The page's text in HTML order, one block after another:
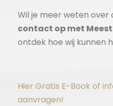
Wil je meer weten over
contact op met
ontdek hoe wij kunnen
Hier Gratis E-Book of
aanvragen!